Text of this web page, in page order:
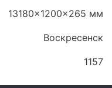
13180x1200x265 мм
Воскресенск
1157